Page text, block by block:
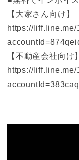
【大家さん向け】
https://
【不動産会社向け】
https://